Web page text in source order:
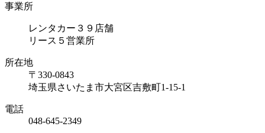
事業所
レンタカー３９店舗
リース５営業所
所在地
〒330-0843
埼玉県さいたま市大宮区吉敷町1-15-1
電話
048-645-2349